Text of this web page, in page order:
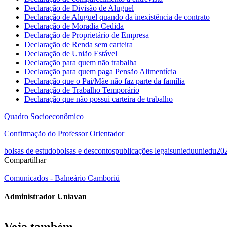
Declaração de Divisão de Aluguel
Declaração de Aluguel quando da inexistência de contrato
Declaração de Moradia Cedida
Declaração de Proprietário de Empresa
Declaração de Renda sem carteira
Declaração de União Estável
Declaração para quem não trabalha
Declaração para quem paga Pensão Alimentícia
Declaração que o Pai/Mãe não faz parte da família
Declaração de Trabalho Temporário
Declaração que não possui carteira de trabalho
Quadro Socioeconômico
Confirmação do Professor Orientador
bolsas de estudobolsas e descontospublicações legaisuniedu
Compartilhar
Comunicados - Balneário Camboriú
Administrador Uniavan